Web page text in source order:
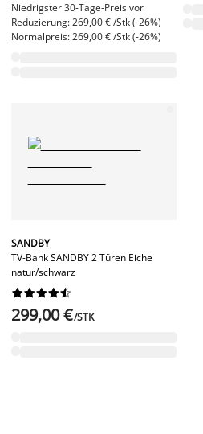
Niedrigster 30-Tage-Preis vor
Reduzierung: 269,00 € /Stk (-26%)
Normalpreis: 269,00 € /Stk (-26%)
SANDBY
TV-Bank SANDBY 2 Türen Eiche
natur/schwarz






299,00 €/STK